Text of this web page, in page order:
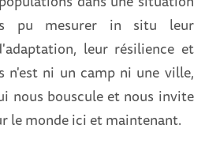
pu mesurer in situ leur
leur résilience et
n'est ni un camp ni une ville,
nous bouscule et nous invite
le monde ici et maintenant.